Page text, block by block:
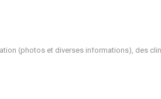
(photos et diverses informations), des